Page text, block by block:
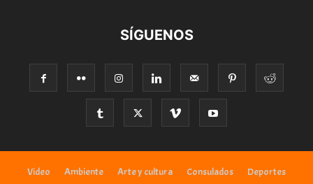
SÍGUENOS
Video Ambiente Arte y cultura Consulados Deportes